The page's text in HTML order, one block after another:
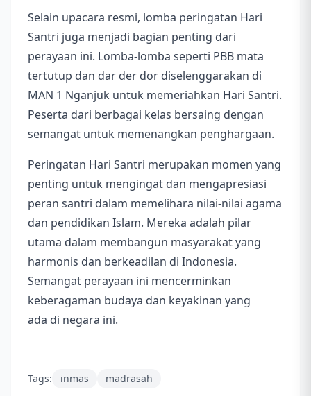
Selain upacara resmi, lomba peringatan Hari
Santri juga menjadi bagian penting dari
perayaan ini. Lomba-lomba seperti PBB mata
tertutup dan dar der dor diselenggarakan di
MAN 1 Nganjuk untuk memeriahkan Hari Santri.
Peserta dari berbagai kelas bersaing dengan
semangat untuk memenangkan penghargaan.
Peringatan Hari Santri merupakan momen yang
penting untuk mengingat dan mengapresiasi
peran santri dalam memelihara nilai-nilai agama
dan pendidikan Islam. Mereka adalah pilar
utama dalam membangun masyarakat yang
harmonis dan berkeadilan di Indonesia.
Semangat perayaan ini mencerminkan
keberagaman budaya dan keyakinan yang
ada di negara ini.
Tags: inmas madrasah